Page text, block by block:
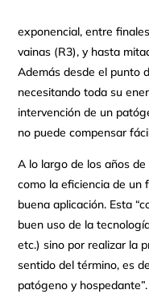
exponencial, entre
vainas (R3), y hasta
Además desde el punto
necesitando toda su
intervención de un
no puede compensar
A lo largo de los años
como la eficiencia de un
buena aplicación. Esta
buen uso de la
etc.) sino por realizar la
sentido del término, es
patógeno y hospedante”.